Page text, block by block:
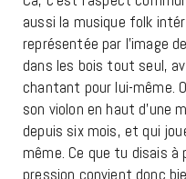
aussi la musique folk
représentée par l’image
dans les bois tout seul,
chantant pour lui-même.
son violon en haut d’une
depuis six mois, et qui
même. Ce que tu disais
pression convient donc